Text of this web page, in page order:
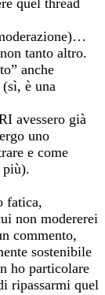
quel thread
tanto altro.
anche
è una
avessero già
uno
e come
più).
fatica,
non modererei
commento,
sostenibile
ho particolare
ripassarmi quel